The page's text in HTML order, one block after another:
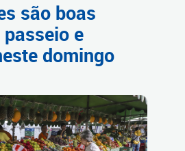
são boas
e
domingo